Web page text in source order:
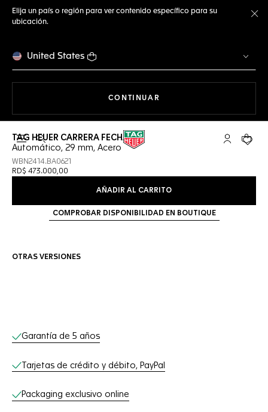
Elija un país o región para ver contenido específico para su
ubicación.
United States
CONTINUAR
Abrir el menú de búsqueda Cuenta Mi
Su
TAG HEUER CARRERA FECHA
Automático, 29 mm, Acero
WBN2414.BA0621
RD$ 473.000,00
AÑADIR AL CARRITO
COMPROBAR DISPONIBILIDAD EN BOUTIQUE
OTRAS VERSIONES
Servicios online
Garantía de 5 años
Tarjetas de crédito y débito, PayPal
Packaging exclusivo online